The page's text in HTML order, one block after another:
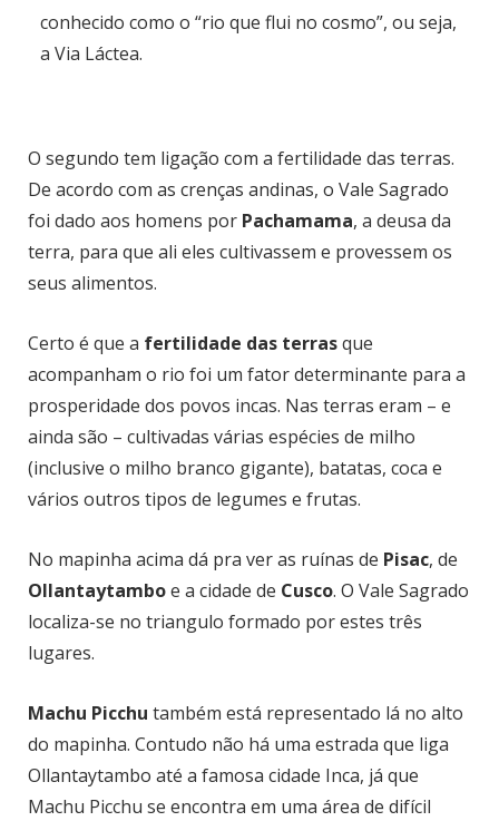
conhecido como o “rio que flui no cosmo”, ou seja,
a Via Láctea.
O segundo tem ligação com a fertilidade das terras.
De acordo com as crenças andinas, o Vale Sagrado
foi dado aos homens por Pachamama, a deusa da
terra, para que ali eles cultivassem e provessem os
seus alimentos.
Certo é que a fertilidade das terrasque
acompanham o rio foi um fator determinante para a
prosperidade dos povos incas. Nas terras eram – e
ainda são – cultivadas várias espécies de milho
(inclusive o milho branco gigante), batatas, coca e
vários outros tipos de legumes e frutas.
No mapinha acima dá pra ver as ruínas de Pisac, de
Ollantaytamboe a cidade de Cusco. O Vale Sagrado
localiza-se no triangulo formado por estes três
lugares.
Machu Picchu também está representado lá no alto
do mapinha. Contudo não há uma estrada que liga
Ollantaytambo até a famosa cidade Inca, já que
Machu Picchu se encontra em uma área de difícil